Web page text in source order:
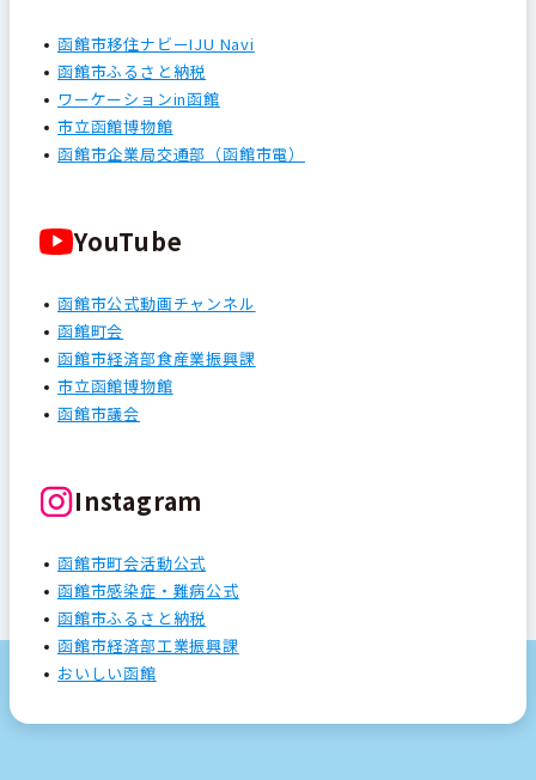
函館市移住ナビーIJU Navi
函館市ふるさと納税
ワーケーションin函館
市立函館博物館
函館市企業局交通部（函館市電）
YouTube
函館市公式動画チャンネル
函館町会
函館市経済部食産業振興課
市立函館博物館
函館市議会
Instagram
函館市町会活動公式
函館市感染症・難病公式
函館市ふるさと納税
函館市経済部工業振興課
おいしい函館